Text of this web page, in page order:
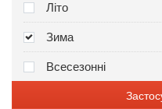
Літо
Зима
Всесезонні